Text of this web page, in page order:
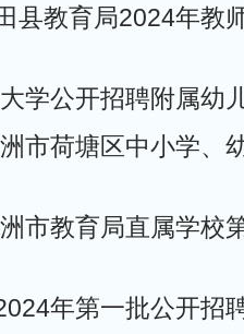
县教育局2024年教
学公开招聘附属幼
市荷塘区中小学、
市教育局直属学校
年第一批公开招